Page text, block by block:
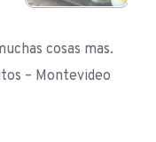
cosas mas.
– Montevideo